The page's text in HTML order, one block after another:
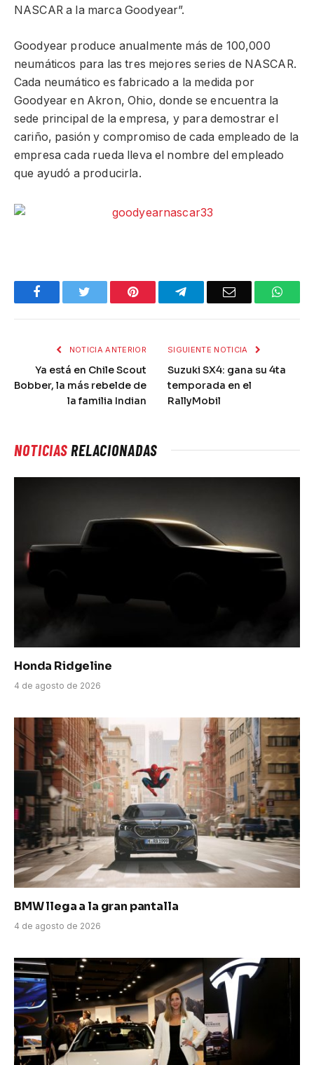
NASCAR a la marca Goodyear”.
Goodyear produce anualmente más de 100,000
neumáticos para las tres mejores series de NASCAR.
Cada neumático es fabricado a la medida por
Goodyear en Akron, Ohio, donde se encuentra la
sede principal de la empresa, y para demostrar el
cariño, pasión y compromiso de cada empleado de la
empresa cada rueda lleva el nombre del empleado
que ayudó a producirla.
Facebook Pinterest TelegramEmail
NOTICIA ANTERIOR
Ya está en Chile Scout
Bobber, la más rebelde de
la familia Indian
SIGUIENTE NOTICIA
Suzuki SX4: gana su 4ta
temporada en el
RallyMobil
NOTICIASRELACIONADAS
Honda Ridgeline
4 de agosto de 2026
BMW llega a la gran pantalla
4 de agosto de 2026